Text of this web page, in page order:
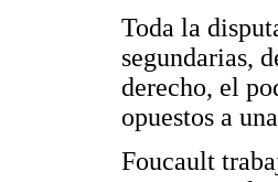
Toda la
segundarias,
derecho, el
opuestos a
Foucault